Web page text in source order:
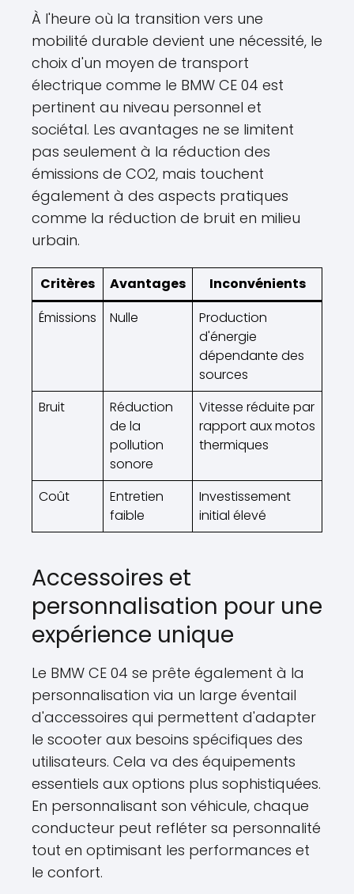
À l'heure où la transition vers une
mobilité durable devient une nécessité, le
choix d'un moyen de transport
électrique comme le BMW CE 04 est
pertinent au niveau personnel et
sociétal. Les avantages ne se limitent
pas seulement à la réduction des
émissions de CO2, mais touchent
également à des aspects pratiques
comme la réduction de bruit en milieu
urbain.
Critères Avantages
Inconvénients
Émissions
Nulle
Production
d'énergie
dépendante des
sources
Bruit
Réduction
de la
pollution
sonore
Vitesse réduite par
rapport aux motos
thermiques
Coût
Entretien
faible
Investissement
initial élevé
Accessoires et
personnalisation pour une
expérience unique
Le BMW CE 04 se prête également à la
personnalisation via un large éventail
d'accessoires qui permettent d'adapter
le scooter aux besoins spécifiques des
utilisateurs. Cela va des équipements
essentiels aux options plus sophistiquées.
En personnalisant son véhicule, chaque
conducteur peut refléter sa personnalité
tout en optimisant les performances et
le confort.